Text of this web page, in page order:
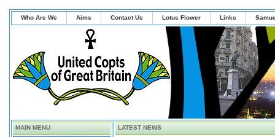
Who Are We Aims Contact Us Lotus Flower Links
MAIN MENU LATEST NEWS